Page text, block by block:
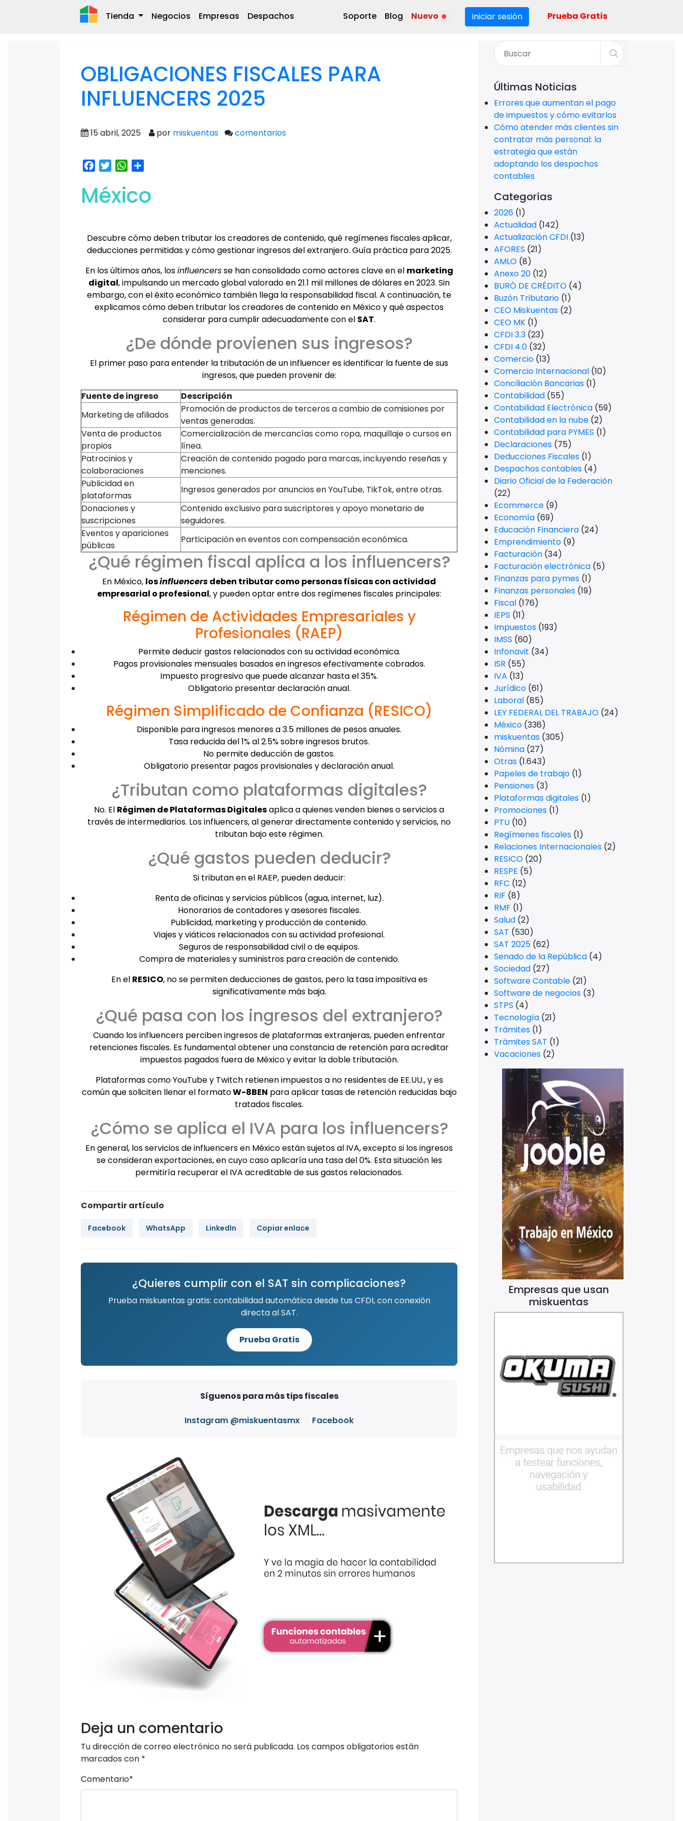
Tienda Negocios Empresas Despachos Soporte Blog Nuevo Iniciar sesión Prueba Gratis
OBLIGACIONES FISCALES PARA
INFLUENCERS 2025
15 abril, 2025 por miskuentas comentarios
Facebook
TwitterWhatsApp
México
Descubre cómo deben tributar los creadores de contenido, qué regímenes fiscales aplicar,
deducciones permitidas y cómo gestionar ingresos del extranjero. Guía práctica para 2025.
En los últimos años, losinfluencersse han consolidado como actores clave en el marketing
digital, impulsando un mercado global valorado en 21.1 mil millones de dólares en 2023. Sin
embargo, con el éxito económico también llega la responsabilidad fiscal. A continuación, te
explicamos cómo deben tributar los creadores de contenido en México y qué aspectos
considerar para cumplir adecuadamente con el SAT.
¿De dónde provienen sus ingresos?
El primer paso para entender la tributación de un influencer es identificar la fuente de sus
ingresos, que pueden provenir de:
Fuente de ingreso
Descripción
Marketing de afiliados
Promoción de productos de terceros a cambio de comisiones por
ventas generadas.
Venta de productos
propios
Comercialización de mercancías como ropa, maquillaje o cursos en
línea.
Patrocinios y
colaboraciones
Creación de contenido pagado para marcas, incluyendo reseñas y
menciones.
Publicidad en
plataformas
Ingresos generados por anuncios en YouTube, TikTok, entre otras.
Donaciones y
suscripciones
Contenido exclusivo para suscriptores y apoyo monetario de
seguidores.
Eventos y apariciones
públicas
Participación en eventos con compensación económica.
¿Qué régimen fiscal aplica a los influencers?
En México, losinfluencersdeben tributar como personas físicas con actividad
empresarial o profesional, y pueden optar entre dos regímenes fiscales principales:
Régimen de Actividades Empresariales y
Profesionales (RAEP)
Permite deducir gastos relacionados con su actividad económica.
Pagos provisionales mensuales basados en ingresos efectivamente cobrados.
Impuesto progresivo que puede alcanzar hasta el 35%.
Obligatorio presentar declaración anual.
Régimen Simplificado de Confianza (RESICO)
Disponible para ingresos menores a 3.5 millones de pesos anuales.
Tasa reducida del 1% al 2.5% sobre ingresos brutos.
No permite deducción de gastos.
Obligatorio presentar pagos provisionales y declaración anual.
¿Tributan como plataformas digitales?
No. El Régimen de Plataformas Digitalesaplica a quienes venden bienes o servicios a
través de intermediarios. Los influencers, al generar directamente contenido y servicios, no
tributan bajo este régimen.
¿Qué gastos pueden deducir?
Si tributan en el RAEP, pueden deducir:
Renta de oficinas y servicios públicos (agua, internet, luz).
Honorarios de contadores y asesores fiscales.
Publicidad, marketing y producción de contenido.
Viajes y viáticos relacionados con su actividad profesional.
Seguros de responsabilidad civil o de equipos.
Compra de materiales y suministros para creación de contenido.
En el RESICO, no se permiten deducciones de gastos, pero la tasa impositiva es
significativamente más baja.
¿Qué pasa con los ingresos del extranjero?
Cuando los influencers perciben ingresos de plataformas extranjeras, pueden enfrentar
retenciones fiscales. Es fundamental obtener una constancia de retención para acreditar
impuestos pagados fuera de México y evitar la doble tributación.
Plataformas como YouTube y Twitch retienen impuestos a no residentes de EE.UU., y es
común que soliciten llenar el formatoW-8BEN para aplicar tasas de retención reducidas bajo
tratados fiscales.
¿Cómo se aplica el IVA para los influencers?
En general, los servicios de influencers en México están sujetos al IVA, excepto si los ingresos
se consideran exportaciones, en cuyo caso aplicaría una tasa del 0%. Esta situación les
permitiría recuperar el IVA acreditable de sus gastos relacionados.
Compartir artículo
Facebook WhatsApp LinkedIn Copiar enlace
¿Quieres cumplir con el SAT sin complicaciones?
Prueba miskuentas gratis: contabilidad automática desde tus CFDI, con conexión
directa al SAT.
Prueba Gratis
Síguenos para más tips fiscales
Instagram @miskuentasmx Facebook
Deja un comentario
Tu dirección de correo electrónico no será publicada. Los campos obligatorios están
marcados con *
Comentario*
Últimas Noticias
Errores que aumentan el pago
de impuestos y cómo evitarlos
Cómo atender más clientes sin
contratar más personal: la
estrategia que están
adoptando los despachos
contables
Categorías
2026 (1)
Actualidad (142)
Actualización CFDI (13)
AFORES (21)
AMLO (8)
Anexo 20 (12)
BURÓ DE CRÉDITO (4)
Buzón Tributario (1)
CEO Miskuentas (2)
CEO MK (1)
CFDI 3.3 (23)
CFDI 4.0 (32)
Comercio (13)
Comercio Internacional (10)
Conciliación Bancarias (1)
Contabilidad (55)
Contabilidad Electrónica (59)
Contabilidad en la nube (2)
Contabilidad para PYMES (1)
Declaraciones (75)
Deducciones Fiscales (1)
Despachos contables (4)
Diario Oficial de la Federación
(22)
Ecommerce (9)
Economía (69)
Educación Financiera (24)
Emprendimiento (9)
Facturación (34)
Facturación electrónica (5)
Finanzas para pymes (1)
Finanzas personales (19)
Fiscal (176)
IEPS (11)
Impuestos (193)
IMSS (60)
Infonavit (34)
ISR (55)
IVA (13)
Jurídico (61)
Laboral (85)
LEY FEDERAL DEL TRABAJO (24)
México (336)
miskuentas (305)
Nómina (27)
Otras (1.643)
Papeles de trabajo (1)
Pensiones (3)
Plataformas digitales (1)
Promociones (1)
PTU (10)
Regímenes fiscales (1)
Relaciones Internacionales (2)
RESICO (20)
RESPE (5)
RFC (12)
RIF (8)
RMF (1)
Salud (2)
SAT (530)
SAT 2025 (62)
Senado de la República (4)
Sociedad (27)
Software Contable (21)
Software de negocios (3)
STPS (4)
Tecnología (21)
Trámites (1)
Trámites SAT (1)
Vacaciones (2)
Empresas que usan
miskuentas